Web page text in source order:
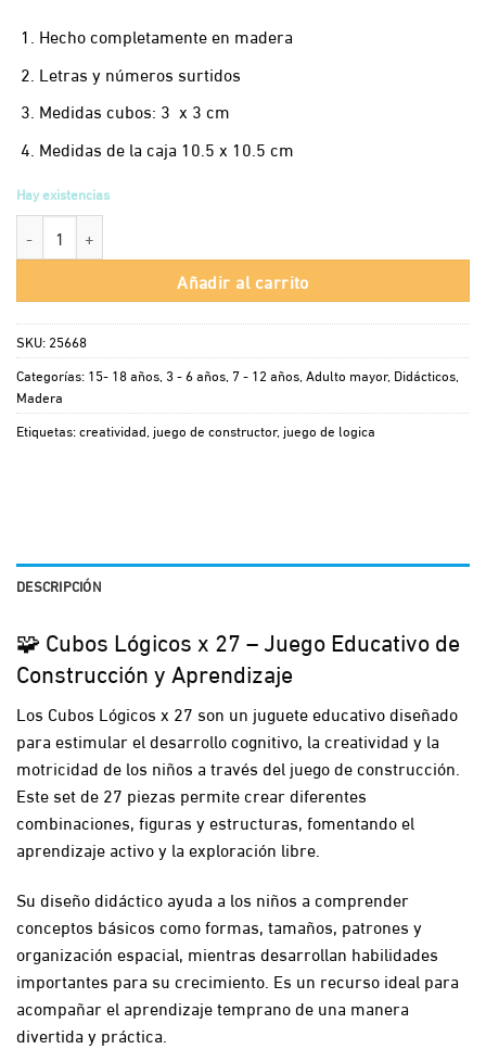
Hecho completamente en madera
Letras y números surtidos
Medidas cubos: 3 x 3 cm
Medidas de la caja 10.5 x 10.5 cm
Hay existencias
Añadir al carrito
SKU: 25668
Categorías: 15- 18 años 3 - 6 años 7 - 12 años Adulto mayor, Didácticos
Madera
Etiquetas:creatividad juego de constructor, juego de logica
DESCRIPCIÓN
🧩 Cubos Lógicos x 27 – Juego Educativo de
Construcción y Aprendizaje
Los Cubos Lógicos x 27 son un juguete educativo diseñado
para estimular el desarrollo cognitivo, la creatividad y la
motricidad de los niños a través del juego de construcción.
Este set de 27 piezas permite crear diferentes
combinaciones, figuras y estructuras, fomentando el
aprendizaje activo y la exploración libre.
Su diseño didáctico ayuda a los niños a comprender
conceptos básicos como formas, tamaños, patrones y
organización espacial, mientras desarrollan habilidades
importantes para su crecimiento. Es un recurso ideal para
acompañar el aprendizaje temprano de una manera
divertida y práctica.